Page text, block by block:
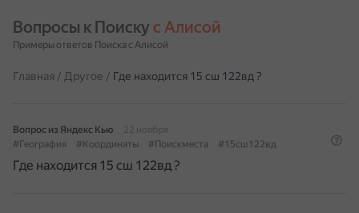
Вопросы к Поиску с Алисой
Примеры ответов Поиска с Алисой
Главная / Другое / Где находится 15 сш 122вд ?
Вопрос из Яндекс Кью
22 ноября
#География
#Координаты #Поискместа #15сш122вд
Где находится 15 сш 122вд ?